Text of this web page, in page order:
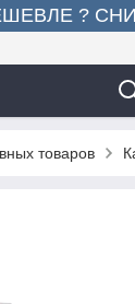
?
товаров